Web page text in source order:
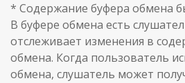
* Содержание буфера обмена
В буфере обмена есть
отслеживает изменения в
обмена. Когда пользователь
обмена, слушатель может